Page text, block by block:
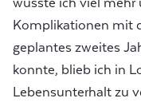
Komplikationen mit
geplantes zweites
konnte, blieb ich in
Lebensunterhalt zu